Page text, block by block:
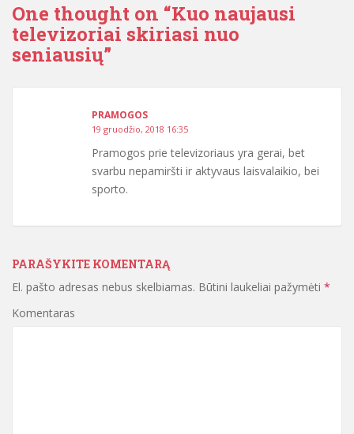
One thought on “Kuo naujausi
televizoriai skiriasi nuo
seniausių”
PRAMOGOS
19 gruodžio, 2018 16:35
Pramogos prie televizoriaus yra gerai, bet
svarbu nepamiršti ir aktyvaus laisvalaikio, bei
sporto.
PARAŠYKITE KOMENTARĄ
El. pašto adresas nebus skelbiamas. Būtini laukeliai pažymėti *
Komentaras